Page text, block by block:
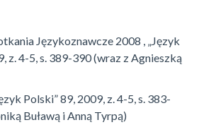
Językoznawcze 2008 , „Język
z. 4-5, s. 389-390 (wraz z Agnieszką
Polski” 89, 2009, z. 4-5, s. 383-
Buławą i Anną Tyrpą)